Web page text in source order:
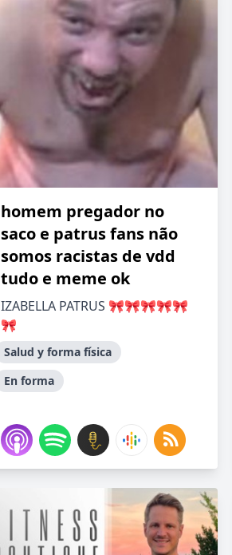
homem pregador no
saco e patrus fans não
somos racistas de vdd
tudo e meme ok
IZABELLA PATRUS 🎀🎀🎀🎀🎀
🎀
Salud y forma física
En forma